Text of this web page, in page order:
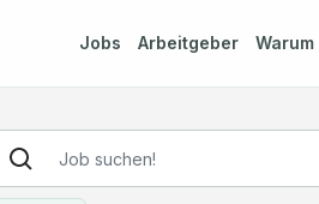
Jobs Arbeitgeber Warum